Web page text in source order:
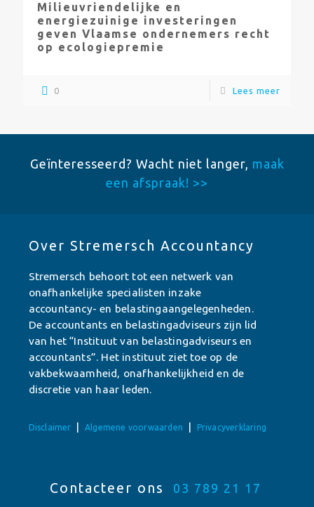
Milieuvriendelijke en
energiezuinige investeringen
geven Vlaamse ondernemers recht
op ecologiepremie
0 Lees meer
Geïnteresseerd? Wacht niet langer, maak
een afspraak! >>
Over Stremersch Accountancy
Stremersch behoort tot een netwerk van
onafhankelijke specialisten inzake
accountancy- en belastingaangelegenheden.
De accountants en belastingadviseurs zijn lid
van het “Instituut van belastingadviseurs en
accountants”. Het instituut ziet toe op de
vakbekwaamheid, onafhankelijkheid en de
discretie van haar leden.
Disclaimer | Algemene voorwaarden | Privacyverklaring
Contacteer ons 03 789 21 17